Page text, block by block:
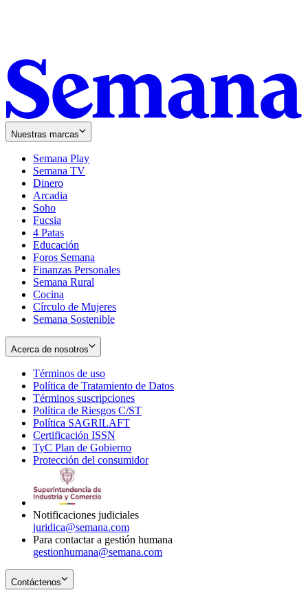
Nuestras marcas
Semana Play
Semana TV
Dinero
Arcadia
Soho
in
new
window
Fucsia
in
new
window
4 Patas
Educación
Foros Semana
Finanzas Personales
Semana Rural
Cocina
Círculo de Mujeres
Semana Sostenible
Acerca de nosotros
Términos de uso
in
new
window
Política de Tratamiento de Datos
Términos suscripciones
in
Política de Riesgos C/ST
Política SAGRILAFT
new
window
Certificación ISSN
in
new
TyC Plan de Gobierno
in
Protección del consumidorOpens
Notificaciones judiciales
juridica@semana.com
Para contactar a gestión humana
gestionhumana@semana.com
Contáctenos